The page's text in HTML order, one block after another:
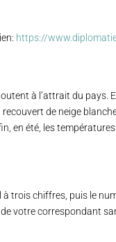
https://
à l’attrait du pays.
de neige
en été, les températures
trois chiffres, puis le
votre correspondant